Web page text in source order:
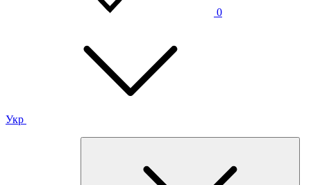
0
Укр